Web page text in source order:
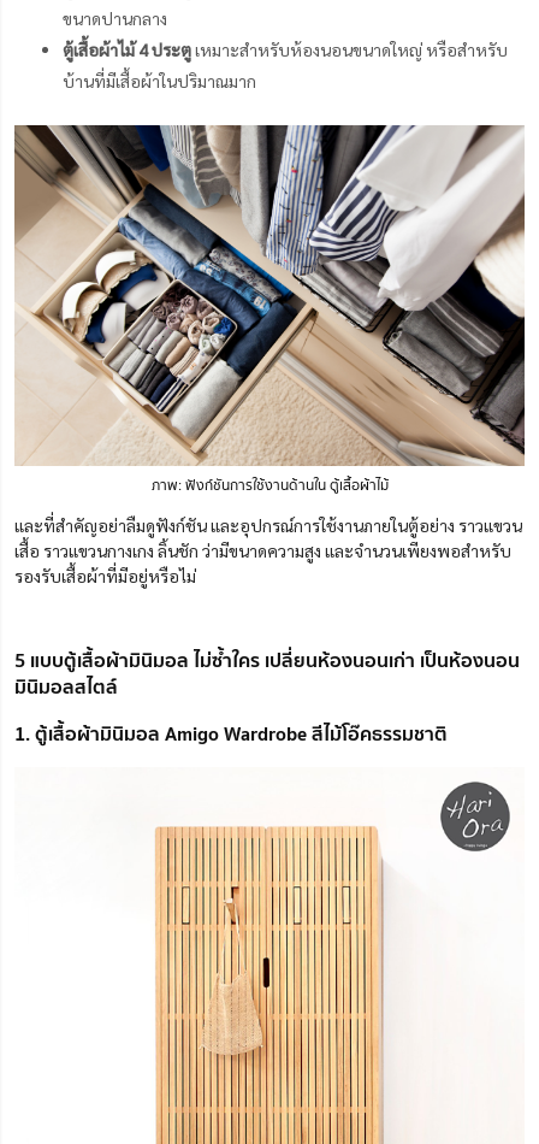
ขนาดปานกลาง
ตู้เสื้อผ้าไม้ 4 ประตูเหมาะสำหรับห้องนอนขนาดใหญ่ หรือสำหรับ
บ้านที่มีเสื้อผ้าในปริมาณมาก
ภาพ: ฟังก์ชันการใช้งานด้านใน ตู้เสื้อผ้าไม้
และที่สำคัญอย่าลืมดูฟังก์ชัน และอุปกรณ์การใช้งานภายในตู้อย่าง ราวแขวน
เสื้อ ราวแขวนกางเกง ลิ้นชัก ว่ามีขนาดความสูง และจำนวนเพียงพอสำหรับ
รองรับเสื้อผ้าที่มีอยู่หรือไม่
5 แบบตู้เสื้อผ้ามินิมอล ไม่ซ้ำใคร เปลี่ยนห้องนอนเก่า เป็นห้องนอน
มินิมอลสไตล์
1. ตู้เสื้อผ้ามินิมอล Amigo Wardrobe สีไม้โอ๊คธรรมชาติ